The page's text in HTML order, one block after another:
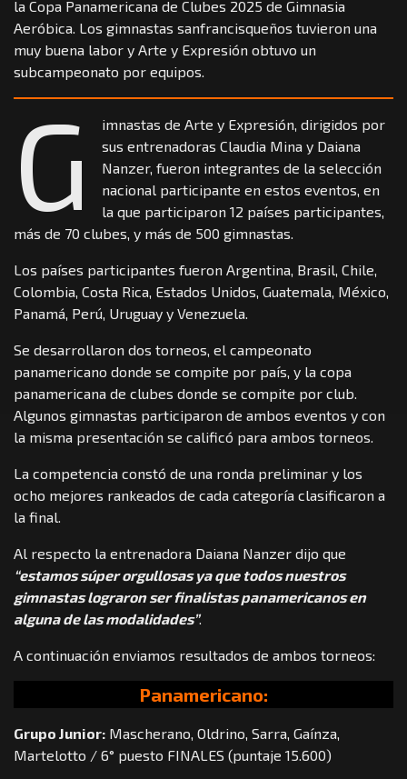
la Copa Panamericana de Clubes 2025 de Gimnasia
Aeróbica. Los gimnastas sanfrancisqueños tuvieron una
muy buena labor y Arte y Expresión obtuvo un
subcampeonato por equipos.
G
imnastas de Arte y Expresión, dirigidos por
sus entrenadoras Claudia Mina y Daiana
Nanzer, fueron integrantes de la selección
nacional participante en estos eventos, en
la que participaron 12 países participantes,
más de 70 clubes, y más de 500 gimnastas.
Los países participantes fueron Argentina, Brasil, Chile,
Colombia, Costa Rica, Estados Unidos, Guatemala, México,
Panamá, Perú, Uruguay y Venezuela.
Se desarrollaron dos torneos, el campeonato
panamericano donde se compite por país, y la copa
panamericana de clubes donde se compite por club.
Algunos gimnastas participaron de ambos eventos y con
la misma presentación se calificó para ambos torneos.
La competencia constó de una ronda preliminar y los
ocho mejores rankeados de cada categoría clasificaron a
la final.
Al respecto la entrenadora Daiana Nanzer dijo que
“estamos súper orgullosas ya que todos nuestros
gimnastas lograron ser finalistas panamericanos en
alguna de las modalidades”.
A continuación enviamos resultados de ambos torneos:
Panamericano:
Grupo Junior: Mascherano, Oldrino, Sarra, Gaínza,
Martelotto / 6° puesto FINALES (puntaje 15.600)